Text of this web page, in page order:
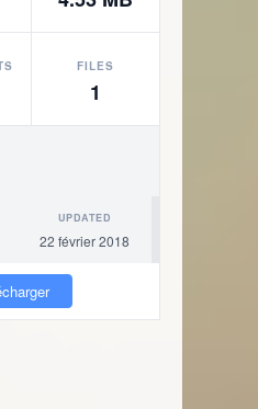
FILES
1
UPDATED
22 février 2018